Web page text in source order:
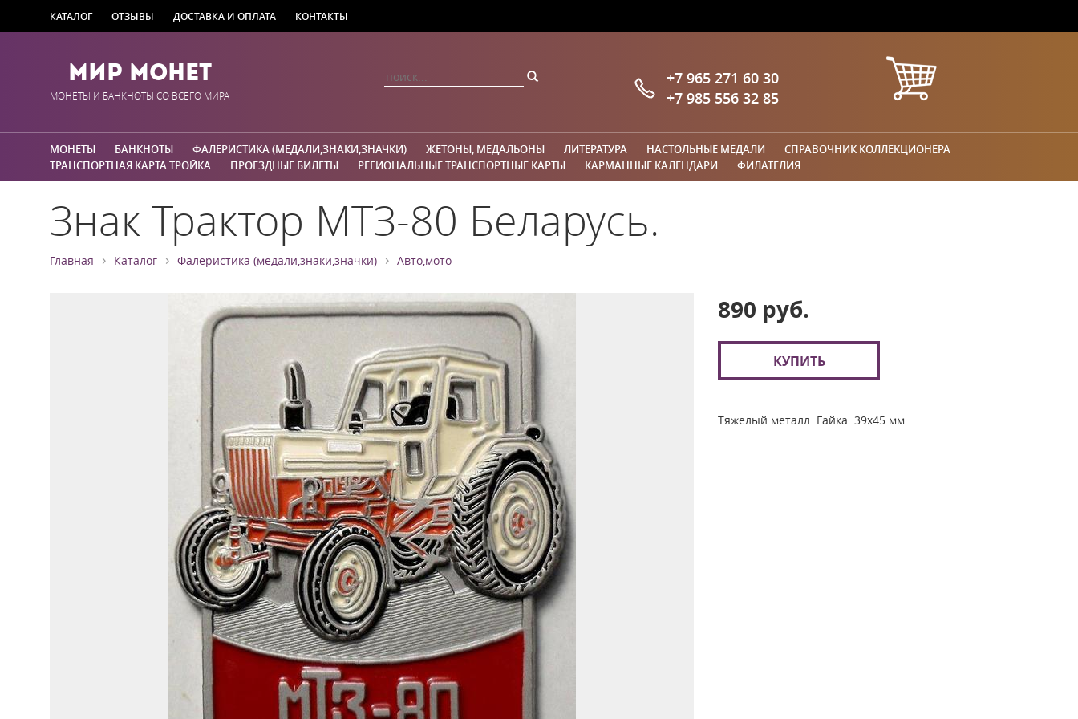
КАТАЛОГ ОТЗЫВЫ ДОСТАВКА И ОПЛАТА КОНТАКТЫ
Мир Монет
МОНЕТЫ И БАНКНОТЫ СО ВСЕГО МИРА
+7 965 271 60 30
+7 985 556 32 85
МОНЕТЫ БАНКНОТЫ ФАЛЕРИСТИКА (МЕДАЛИ,ЗНАКИ,ЗНАЧКИ) ЖЕТОНЫ, МЕДАЛЬОНЫ ЛИТЕРАТУРА НАСТОЛЬНЫЕ МЕДАЛИ
СПРАВОЧНИК КОЛЛЕКЦИОНЕРА
ТРАНСПОРТНАЯ КАРТА ТРОЙКА
ПРОЕЗДНЫЕ БИЛЕТЫ РЕГИОНАЛЬНЫЕ ТРАНСПОРТНЫЕ КАРТЫ КАРМАННЫЕ КАЛЕНДАРИ ФИЛАТЕЛИЯ
Знак Трактор МТЗ-80 Беларусь.
Главная › Каталог › Фалеристика (медали,знаки,значки) › Авто,мото
890 руб.
КУПИТЬ
Тяжелый металл. Гайка. 39х45 мм.